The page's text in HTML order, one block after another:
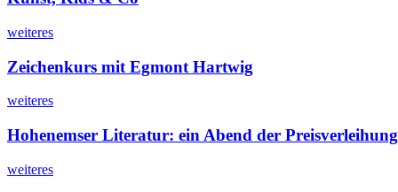
weiteres
Zeichenkurs mit Egmont Hartwig
weiteres
Hohenemser Literatur: ein Abend der
weiteres